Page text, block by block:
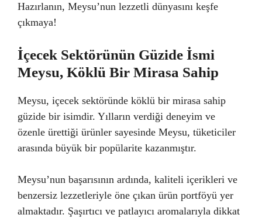
Hazırlanın, Meysu’nun lezzetli dünyasını keşfe
çıkmaya!
İçecek Sektörünün Güzide İsmi
Meysu, Köklü Bir Mirasa Sahip
Meysu, içecek sektöründe köklü bir mirasa sahip
güzide bir isimdir. Yılların verdiği deneyim ve
özenle ürettiği ürünler sayesinde Meysu, tüketiciler
arasında büyük bir popülarite kazanmıştır.
Meysu’nun başarısının ardında, kaliteli içerikleri ve
benzersiz lezzetleriyle öne çıkan ürün portföyü yer
almaktadır. Şaşırtıcı ve patlayıcı aromalarıyla dikkat